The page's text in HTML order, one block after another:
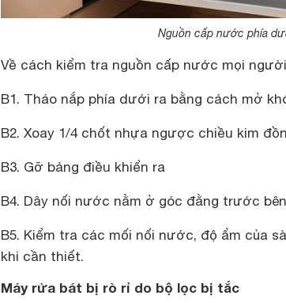
Nguồn cấp nước phía
Về cách kiểm tra nguồn cấp nước mọi
B1. Tháo nắp phía dưới ra bằng cách mở
B2. Xoay 1/4 chốt nhựa ngược chiều kim
B3. Gỡ bảng điều khiển ra
B4. Dây nối nước nằm ở góc đằng trước
B5. Kiểm tra các mối nối nước, độ ẩm của
khi cần thiết.
Máy rửa bát bị rò rỉ do bộ lọc bị tắc